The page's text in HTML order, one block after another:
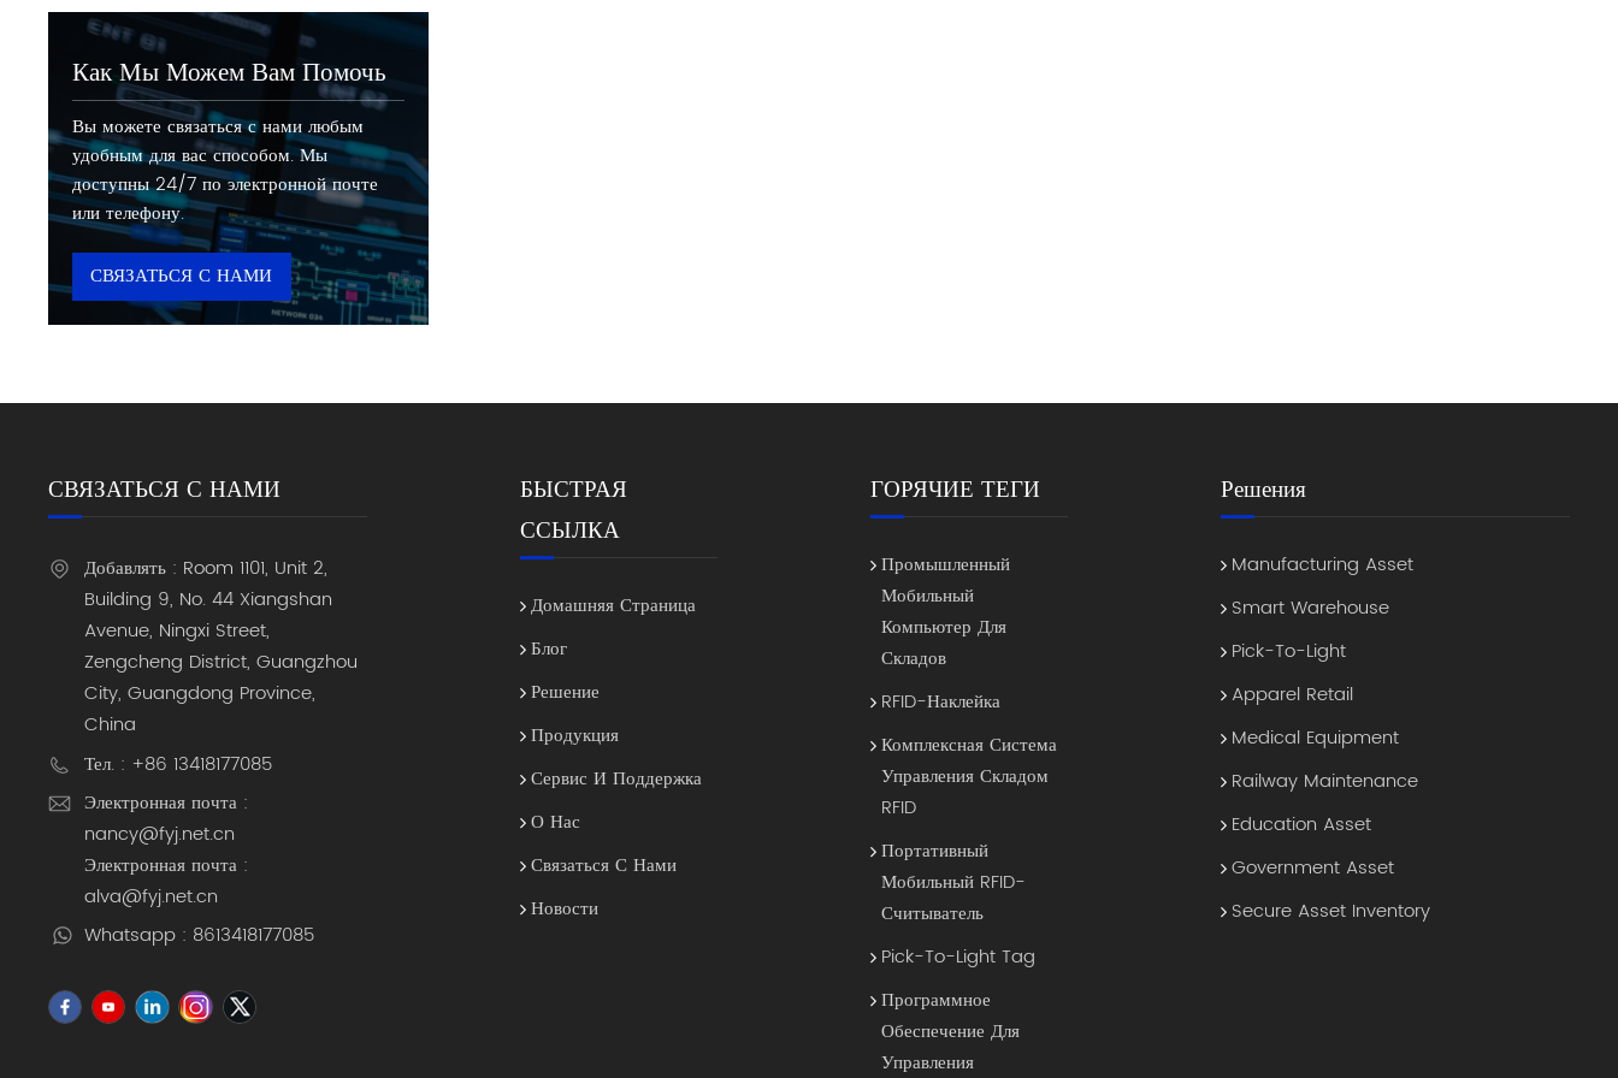
Как Мы Можем Вам Помочь
Вы можете связаться с нами любым
удобным для вас способом. Мы
доступны 24/7 по электронной почте
или телефону.
СВЯЗАТЬСЯ С НАМИ
СВЯЗАТЬСЯ С НАМИ
Добавлять : Room 1101, Unit 2,
Building 9, No. 44 Xiangshan
Avenue, Ningxi Street,
Zengcheng District, Guangzhou
City, Guangdong Province,
China
Тел. : +86 13418177085
Электронная почта :
nancy@fyj.net.cn
Электронная почта :
alva@fyj.net.cn
Whatsapp : 8613418177085
БЫСТРАЯ
ССЫЛКА
Домашняя Страница
Блог
Решение
Продукция
Сервис И Поддержка
О Нас
Связаться С Нами
Новости
ГОРЯЧИЕ ТЕГИ
Промышленный
Мобильный
Компьютер Для
Складов
RFID-Наклейка
Комплексная Система
Управления Складом
RFID
Портативный
Мобильный RFID-
Считыватель
Pick-To-Light Tag
Программное
Обеспечение Для
Управления
Решения
Manufacturing Asset
Smart Warehouse
Pick-To-Light
Apparel Retail
Medical Equipment
Railway Maintenance
Education Asset
Government Asset
Secure Asset Inventory